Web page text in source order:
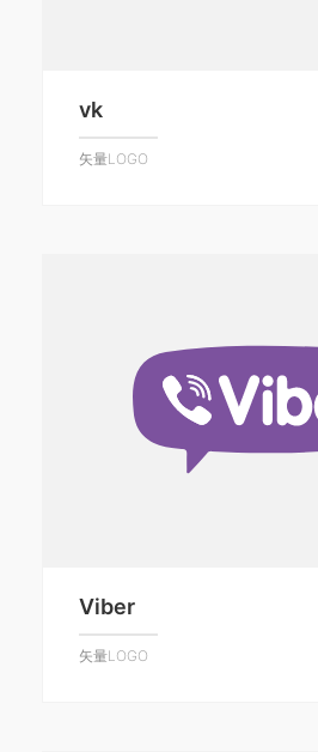
vk
矢量LOGO
Viber
矢量LOGO